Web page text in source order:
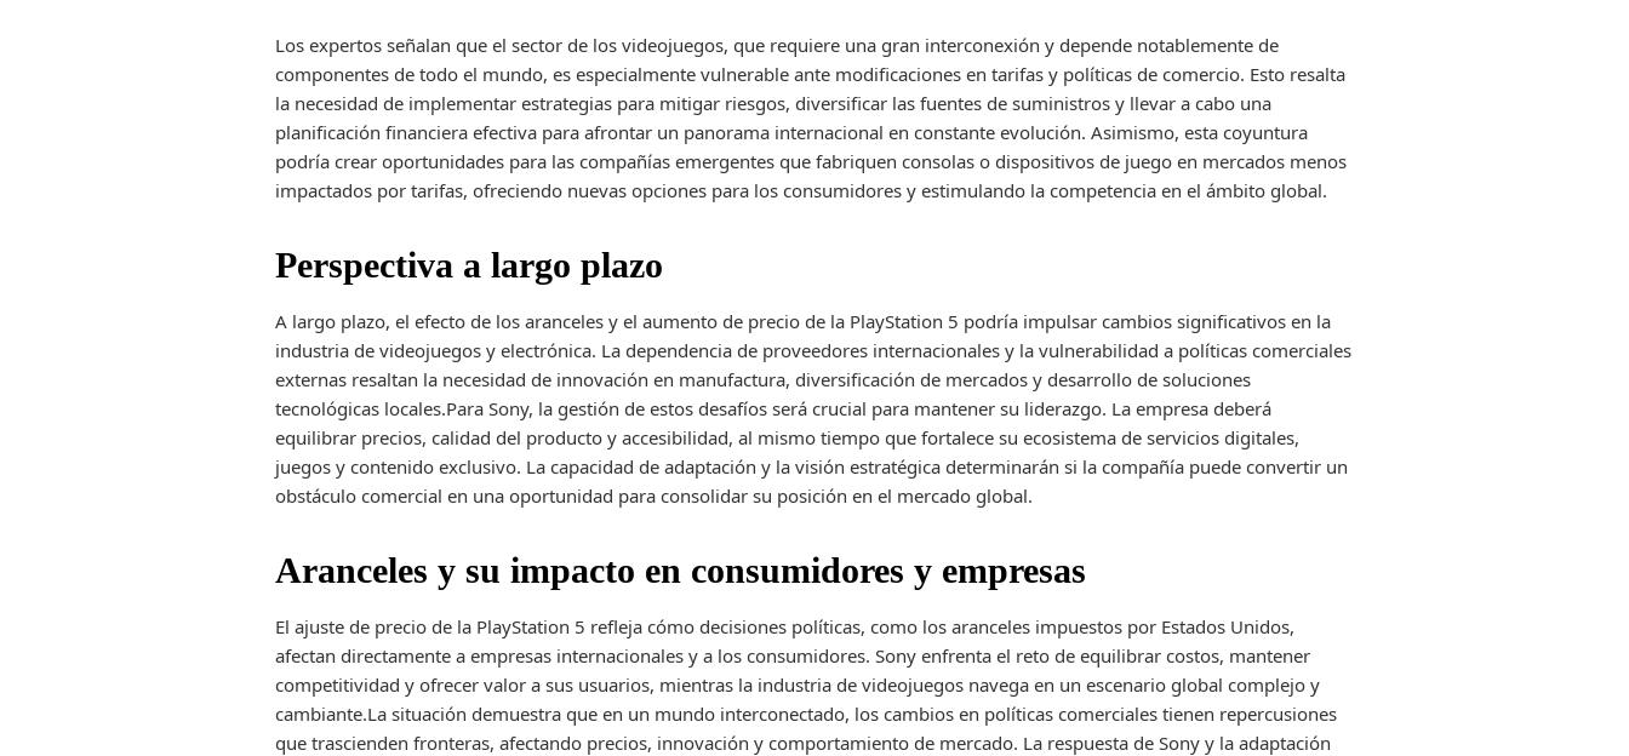
Los expertos señalan que el sector de los videojuegos, que requiere una gran interconexión y depende notablemente de
componentes de todo el mundo, es especialmente vulnerable ante modificaciones en tarifas y políticas de comercio. Esto resalta
la necesidad de implementar estrategias para mitigar riesgos, diversificar las fuentes de suministros y llevar a cabo una
planificación financiera efectiva para afrontar un panorama internacional en constante evolución. Asimismo, esta coyuntura
podría crear oportunidades para las compañías emergentes que fabriquen consolas o dispositivos de juego en mercados menos
impactados por tarifas, ofreciendo nuevas opciones para los consumidores y estimulando la competencia en el ámbito global.
Perspectiva a largo plazo
A largo plazo, el efecto de los aranceles y el aumento de precio de la PlayStation 5 podría impulsar cambios significativos en la
industria de videojuegos y electrónica. La dependencia de proveedores internacionales y la vulnerabilidad a políticas comerciales
externas resaltan la necesidad de innovación en manufactura, diversificación de mercados y desarrollo de soluciones
tecnológicas locales.Para Sony, la gestión de estos desafíos será crucial para mantener su liderazgo. La empresa deberá
equilibrar precios, calidad del producto y accesibilidad, al mismo tiempo que fortalece su ecosistema de servicios digitales,
juegos y contenido exclusivo. La capacidad de adaptación y la visión estratégica determinarán si la compañía puede convertir un
obstáculo comercial en una oportunidad para consolidar su posición en el mercado global.
Aranceles y su impacto en consumidores y empresas
El ajuste de precio de la PlayStation 5 refleja cómo decisiones políticas, como los aranceles impuestos por Estados Unidos,
afectan directamente a empresas internacionales y a los consumidores. Sony enfrenta el reto de equilibrar costos, mantener
competitividad y ofrecer valor a sus usuarios, mientras la industria de videojuegos navega en un escenario global complejo y
cambiante.La situación demuestra que en un mundo interconectado, los cambios en políticas comerciales tienen repercusiones
que trascienden fronteras, afectando precios, innovación y comportamiento de mercado. La respuesta de Sony y la adaptación